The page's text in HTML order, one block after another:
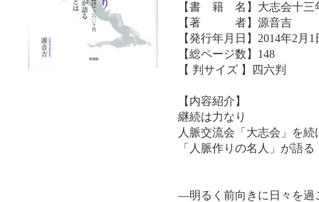
【書 籍 名】大志会十
【著 者】源音吉
【発行年月日】2014年2月1
【総ページ数】148
【 判サイズ 】四六判
【内容紹介】
継続は力なり
人脈交流会「大志会」を
「人脈作りの名人」が語
―明るく前向きに日々を過